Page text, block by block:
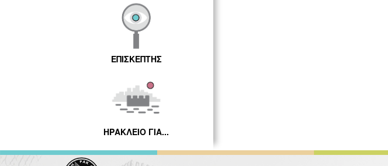
ΕΠΙΣΚΕΠΤΗΣ
ΗΡΑΚΛΕΙΟ ΓΙΑ...